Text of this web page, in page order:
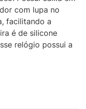
com lupa no
facilitando a
é de silicone
relógio possui a